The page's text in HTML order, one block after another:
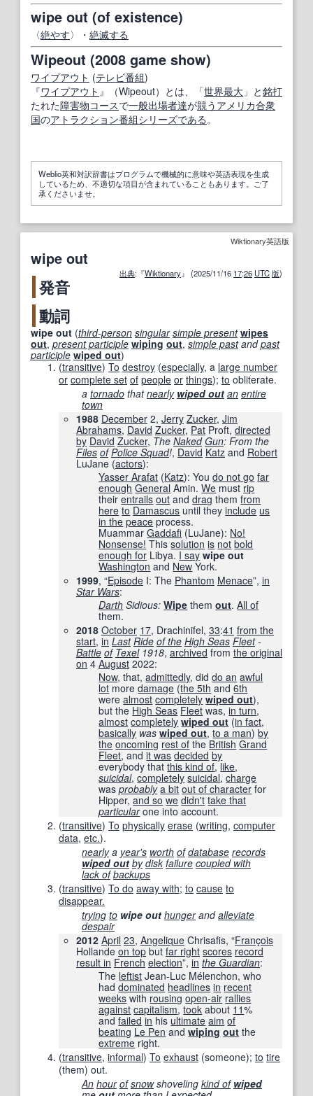
wipe out (of existence)
〈絶やす〉・ 絶滅する
Wipeout (2008 game show)
ワイプアウト (テレビ番組)
『ワイプアウト 』（Wipeout）とは、「世界最大 」と銘打
たれた障害物コースで一般出場者達が競う アメリカ合衆
国のアトラクション番組シリーズである 。
Weblio英和対訳辞書はプログラムで機械的に意味や英語表現を生成
しているため、不適切な項目が含まれていることもあります。ご了
承くださいませ。
Wiktionary英語版
wipe out
出典:『Wiktionary』 (2025/11/16 17:26 UTC 版)
発音
動詞
wipe out (third-person singular simple present wipes
out, present participle wiping out,simple pastandpast
participle wiped out)
(transitive) To destroy (especially, a large number
or complete set of people or things); to obliterate.
a tornado thatnearly wiped out an entire
town
1988 December 2, Jerry Zucker, Jim
Abrahams, David Zucker, Pat Proft, directed
by David Zucker, The Naked Gun: From the
Files of Police Squad!, David Katz and Robert
LuJane (actors):
Yasser Arafat (Katz): Youdo not go far
enough General Amin.We must rip
theirentrails out anddrag themfrom
here to Damascus until theyinclude us
in the peace process.
MuammarGaddafi (LuJane): No!
Nonsense! Thissolution is not bold
enough for Libya. I say wipe out
Washington and New York.
1999, “Episode I: The Phantom Menace”, in
Star Wars:
Darth Sidious: Wipe themout.All of
them.
2018 October 17, Drachinifel, 33:41 from the
start, in Last Ride of the High Seas Fleet-
Battle of Texel1918‎, archived from the original
on 4 August 2022:
Now, that,admittedly, diddo an awful
lot moredamage (the 5th and6th
werealmost completely wiped out),
but the High Seas Fleet was,in turn,
almost completely wiped out (in fact,
basically was wiped out,to a man)by
the oncoming rest of the British Grand
Fleet, andit was decided by
everybody thatthis kind of,like,
suicidal,completely suicidal,charge
wasprobably a bit out of character for
Hipper,and so we didn't take that
particularone into account.
(transitive) To physically erase (writing, computer
data, etc.).
nearlya year's worth of database records
wiped out by disk failure coupled with
lack of backups
(transitive) To do away with; to cause to
disappear.
trying to wipe out hungerandalleviate
despair
2012 April 23, Angelique Chrisafis, “François
Hollande on top but far right scores record
result in French election”,in the Guardian‎:
The leftist Jean-Luc Mélenchon, who
haddominated headlines in recent
weeks with rousing open-air rallies
against capitalism,took about 11%
andfailed in his ultimate aim of
beating Le Pen andwiping out the
extreme right.
(transitive, informal) To exhaust (someone); to tire
(them) out.
An hour of snowshoveling kind of wiped